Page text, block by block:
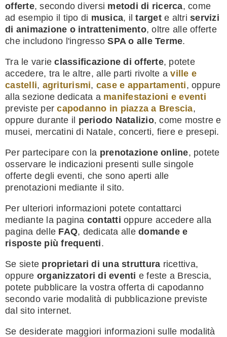
offerte, secondo diversi metodi di ricerca, come
ad esempio il tipo di musica, iltargete altri servizi
di animazione o intrattenimento, oltre alle offerte
che includono l'ingressoSPA o alle Terme.
Tra le varieclassificazione di offerte, potete
accedere, tra le altre, alle parti rivolte aville e
castelli, agriturismi, case e appartamenti, oppure
alla sezione dedicata a manifestazioni e eventi
previste percapodanno in piazza a Brescia,
oppure durante il periodo Natalizio, come mostre e
musei, mercatini di Natale, concerti, fiere e presepi.
Per partecipare con la prenotazione online, potete
osservare le indicazioni presenti sulle singole
offerte degli eventi, che sono aperti alle
prenotazioni mediante il sito.
Per ulteriori informazioni potete contattarci
mediante la pagina contatti oppure accedere alla
pagina delle FAQ, dedicata alle domande e
risposte più frequenti.
Se siete proprietari di una struttura ricettiva,
oppure organizzatori di eventi e feste a Brescia,
potete pubblicare la vostra offerta di capodanno
secondo varie modalità di pubblicazione previste
dal sito internet.
Se desiderate maggiori informazioni sulle modalità